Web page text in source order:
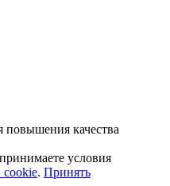
качества
условия
cookie. Принять